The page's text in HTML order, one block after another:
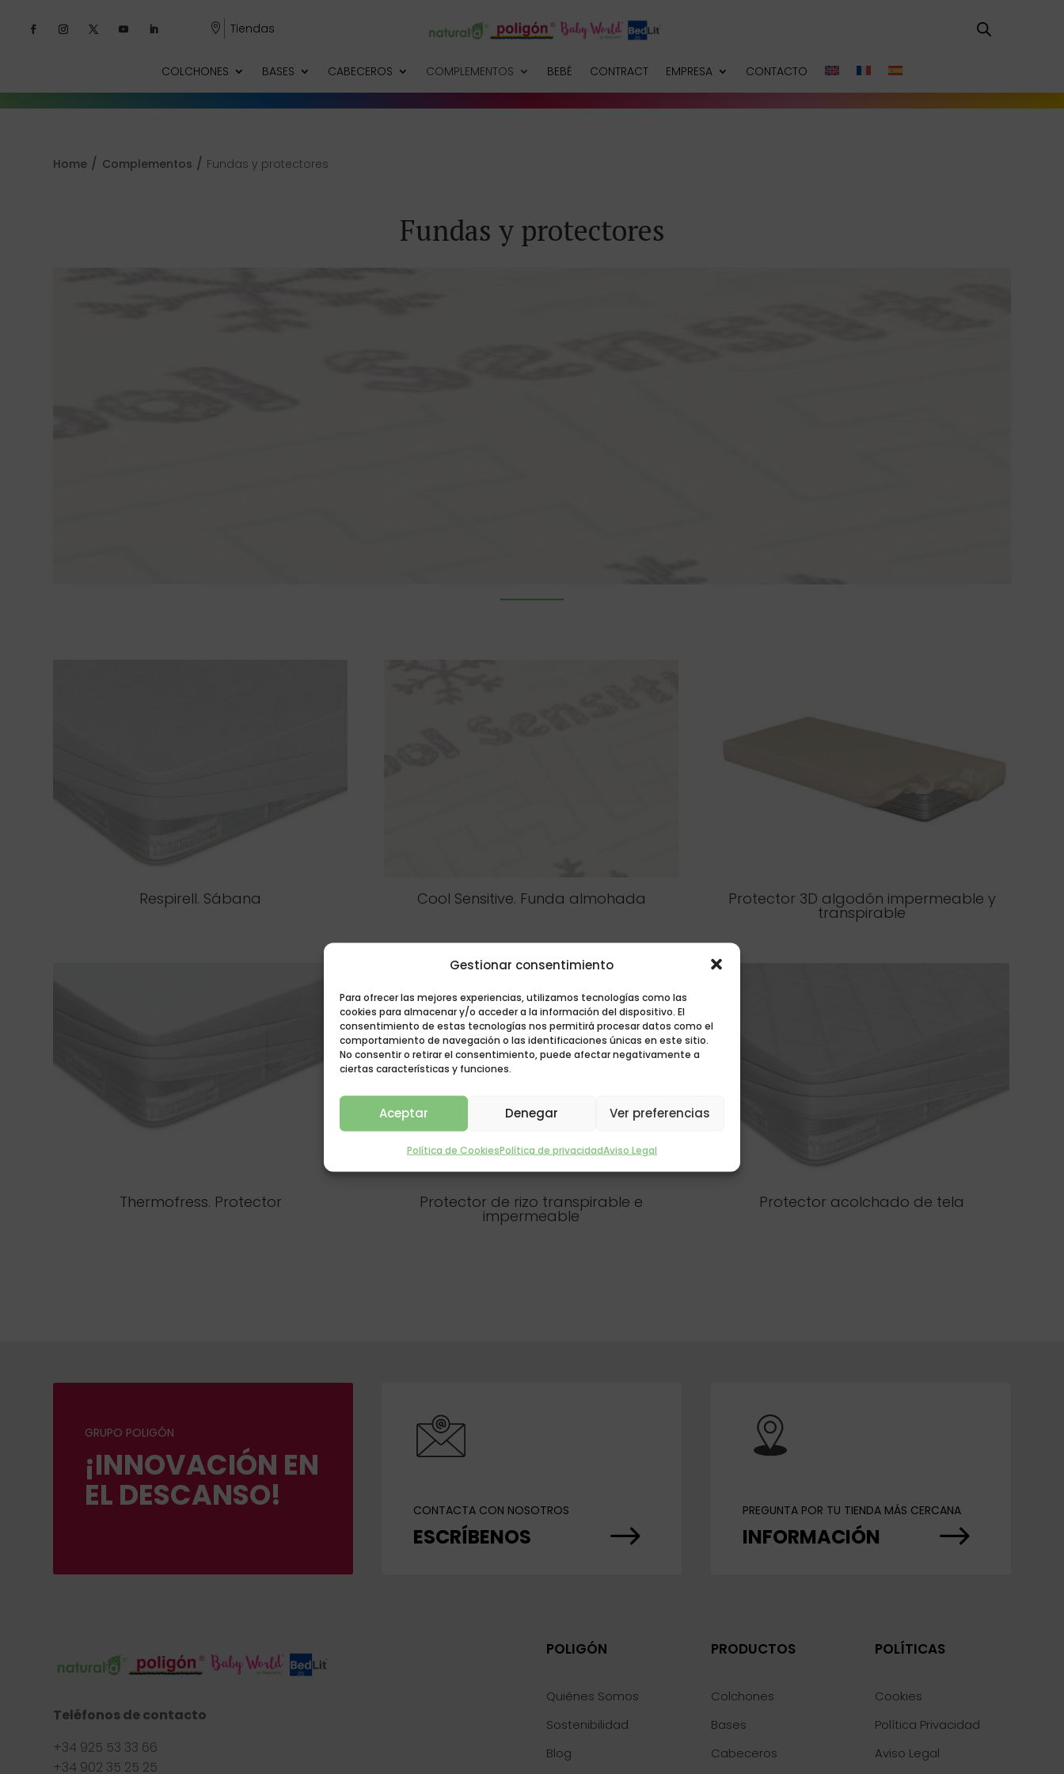
Gestionar consentimiento
Para ofrecer las mejores experiencias, utilizamos tecnologías como las
cookies para almacenar y/o acceder a la información del dispositivo. El
consentimiento de estas tecnologías nos permitirá procesar datos como el
comportamiento de navegación o las identificaciones únicas en este sitio.
No consentir o retirar el consentimiento, puede afectar negativamente a
ciertas características y funciones.
Aceptar Denegar Ver preferencias
Política de CookiesPolítica de privacidadAviso Legal
 Tiendas
COLCHONES BASES CABECEROS COMPLEMENTOS BEBÉ CONTRACT EMPRESA CONTACTO
Home / Complementos / Fundas y protectores
Fundas y protectores
Respirell. Sábana Cool Sensitive. Funda almohada Protector 3D algodón impermeable y
transpirable
Thermofress. Protector Protector de rizo transpirable e
impermeable
Protector acolchado de tela
GRUPO POLIGÓN
¡INNOVACIÓN EN
EL DESCANSO! CONTACTA CON NOSOTROS
ESCRÍBENOS $
PREGUNTA POR TU TIENDA MÁS CERCANA
INFORMACIÓN $
Teléfonos de contacto
+34 925 53 33 66
+34 902 35 25 25
POLIGÓN
Quiénes Somos
Sostenibilidad
Blog
PRODUCTOS
Colchones
Bases
Cabeceros
POLÍTICAS
Cookies
Política Privacidad
Aviso Legal